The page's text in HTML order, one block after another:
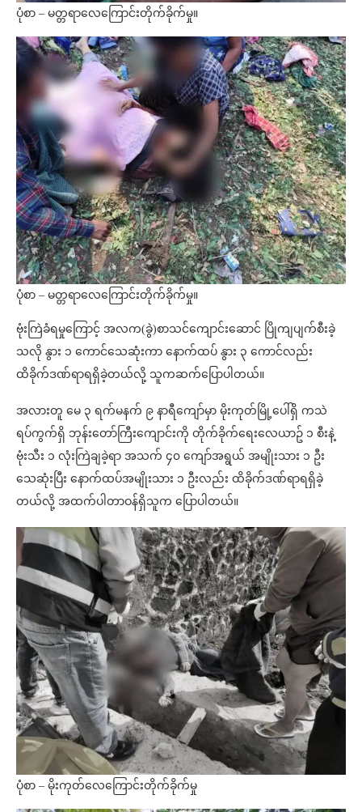
ပုံစာ – မတ္တရာလေကြောင်းတိုက်ခိုက်မှု။
ပုံစာ – မတ္တရာလေကြောင်းတိုက်ခိုက်မှု။
ဗုံးကြဲခံရမှုကြောင့် အလက(ခွဲ)စာသင်ကျောင်းဆောင် ပြိုကျပျက်စီးခဲ့
သလို နွား ၁ ကောင်သေဆုံးကာ နောက်ထပ် နွား ၃ ကောင်လည်း
ထိခိုက်ဒဏ်ရာရရှိခဲ့တယ်လို့ သူကဆက်ပြောပါတယ်။
အလားတူ မေ ၃ ရက်မနက် ၉ နာရီကျော်မှာ မိုးကုတ်မြို့ပေါ်ရှိ ကသဲ
ရပ်ကွက်ရှိ ဘုန်းတော်ကြီးကျောင်းကို တိုက်ခိုက်ရေးလေယာဥ် ၁ စီးနဲ့
ဗုံးသီး ၁ လုံးကြဲချခဲ့ရာ အသက် ၄၀ ကျော်အရွယ် အမျိုးသား ၁ ဦး
သေဆုံးပြီး နောက်ထပ်အမျိုးသား ၁ ဦးလည်း ထိခိုက်ဒဏ်ရာရရှိခဲ့
တယ်လို့ အထက်ပါတာဝန်ရှိသူက ပြောပါတယ်။
ပုံစာ – မိုးကုတ်လေကြောင်းတိုက်ခိုက်မှု